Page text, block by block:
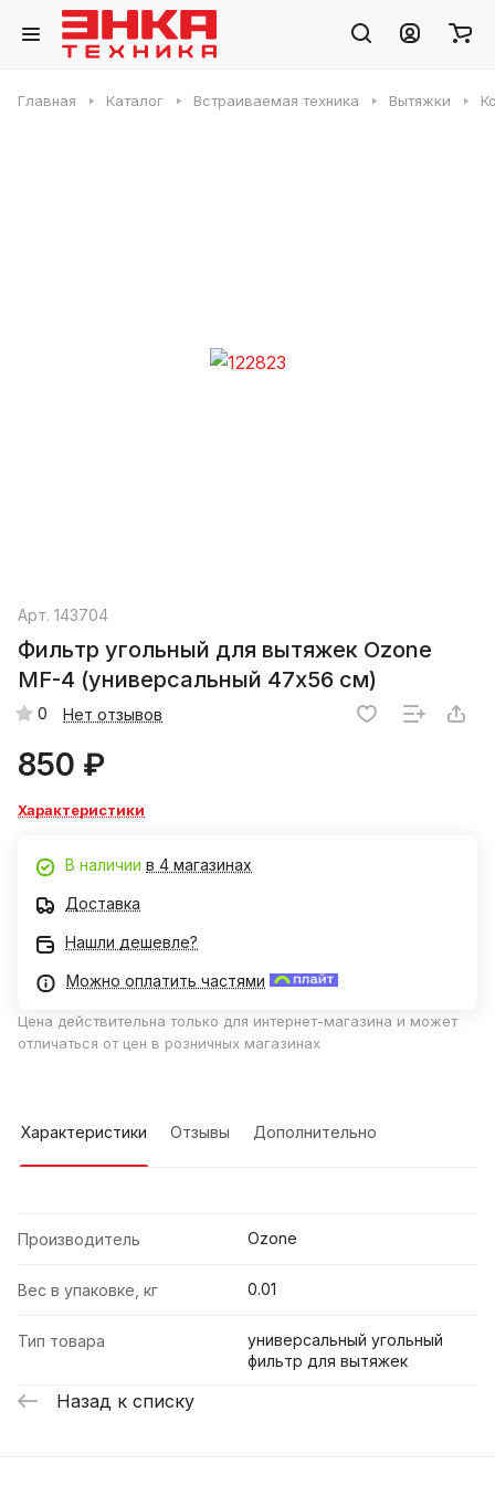
Главная Каталог Встраиваемая техника Вытяжки
Арт. 143704
Фильтр угольный для вытяжек Ozone
MF-4 (универсальный 47x56 см)
0 Нет отзывов
850 ₽
Характеристики
В наличии в 4 магазинах
Доставка
Нашли дешевле?
Можно оплатить частями
Цена действительна только для интернет-магазина и может
отличаться от цен в розничных магазинах
Характеристики Отзывы Дополнительно
Производитель Ozone
Вес в упаковке, кг 0.01
Тип товара
универсальный угольный
фильтр для вытяжек
Назад к списку